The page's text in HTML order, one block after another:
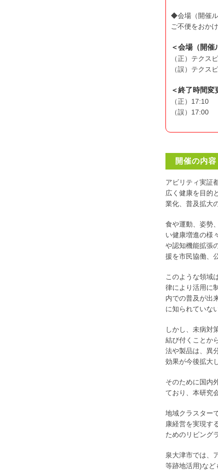
◆会場（開催
ご不便をおか
＜会場（開催
（正）テクス
（誤）テクス
＜終了時間変
（正）17:10
（誤）17:00
開催の内容
アビリティ実証
広く健康を目的
業化、普及拡大
食や運動、姿勢
い健康増進の様
や認知機能拡張
援を市民協働、
このような領域
律により活用に
内での普及が出
に知られていな
しかし、未病対
結び付くことか
法や製品は、異
効果が今後拡大
そのために国内
ており、本研究
地域クラスター
康経営を実現す
ためのリビング
泉大津市では、
等跡地活用)など